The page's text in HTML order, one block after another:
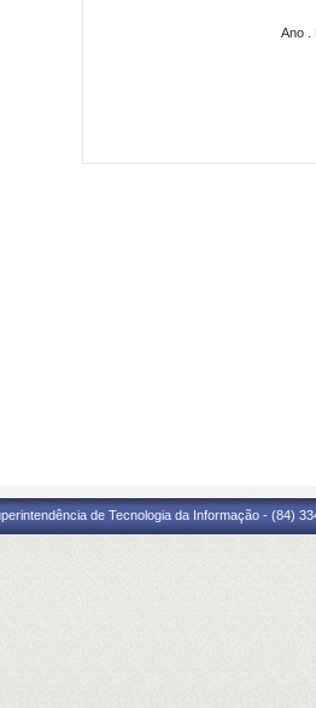
Ano
de Tecnologia da Informação - (84)